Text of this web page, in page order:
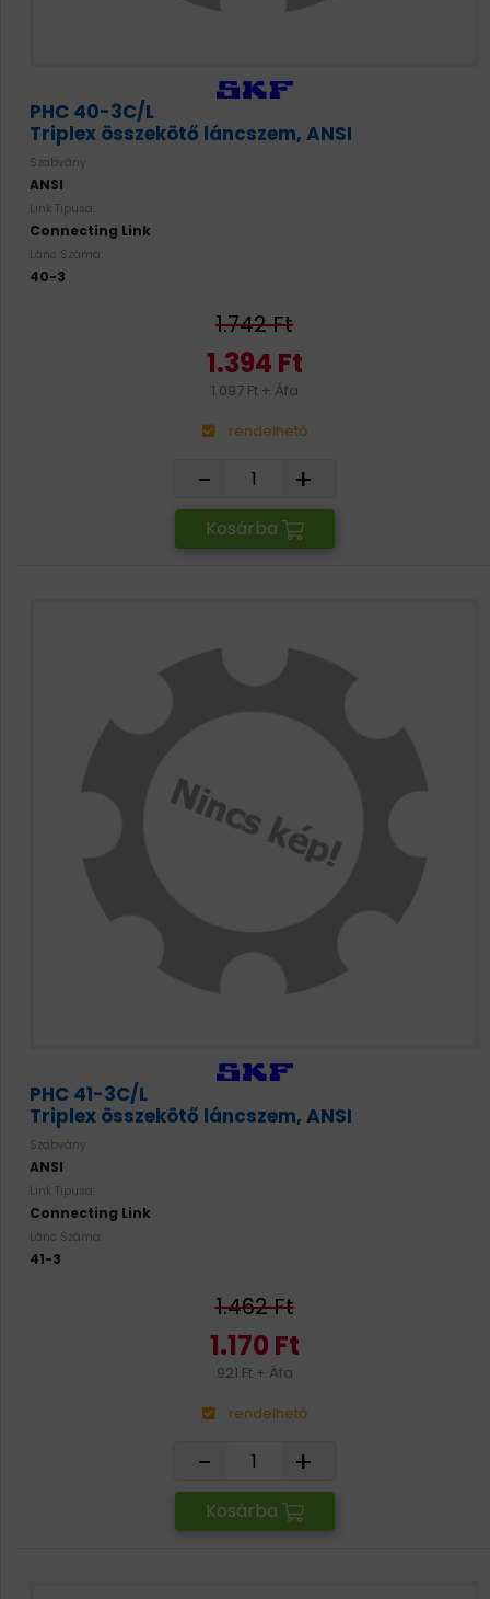
PHC 40-3C/L
Triplex összekötő láncszem, ANSI
Szabvány:
ANSI
Link Tipusa:
Connecting Link
Lánc Száma:
40-3
1.742 Ft
1.394 Ft
1.097 Ft + Áfa
rendelhető
- +
Kosárba
PHC 41-3C/L
Triplex összekötő láncszem, ANSI
Szabvány:
ANSI
Link Tipusa:
Connecting Link
Lánc Száma:
41-3
1.462 Ft
1.170 Ft
921 Ft + Áfa
rendelhető
- +
Kosárba